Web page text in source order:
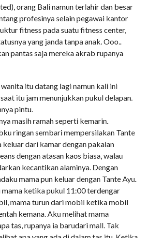
orang Bali namun terlahir dan besar
profesinya selain pegawai kantor
fitness pada suatu fitness center,
yang janda tanpa anak. Ooo..
pantas saja mereka akrab rupanya
itu datang lagi namun kali ini
itu jam menunjukkan pukul delapan.
pintu.
masih ramah seperti kemarin.
ringan sembari mempersilakan Tante
keluar dari kamar dengan pakaian
dengan atasan kaos biasa, walau
kecantikan alaminya. Dengan
mama pun keluar dengan Tante Ayu.
mama ketika pukul 11:00 terdengar
mama turun dari mobil ketika mobil
kemana. Aku melihat mama
tas, rupanya ia barudari mall. Tak